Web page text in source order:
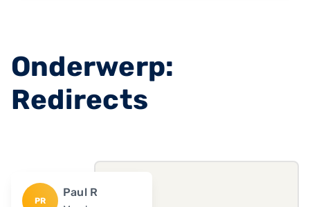
Onderwerp:
Redirects
PR
Paul R